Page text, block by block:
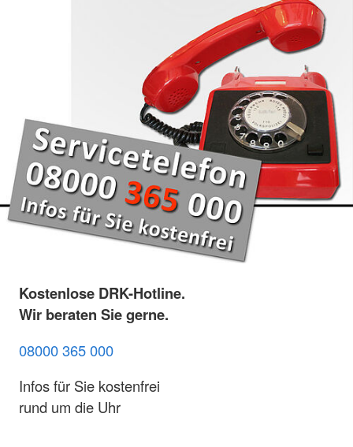
Kostenlose DRK-Hotline.
Wir beraten Sie gerne.
08000 365 000
Infos für Sie kostenfrei
rund um die Uhr